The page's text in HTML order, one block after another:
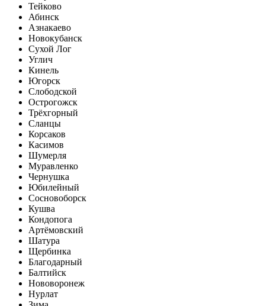
Тейково
Абинск
Азнакаево
Новокубанск
Сухой Лог
Углич
Кинель
Югорск
Слободской
Острогожск
Трёхгорный
Сланцы
Корсаков
Касимов
Шумерля
Муравленко
Чернушка
Юбилейный
Сосновоборск
Кушва
Кондопога
Артёмовский
Шатура
Щербинка
Благодарный
Балтийск
Нововоронеж
Нурлат